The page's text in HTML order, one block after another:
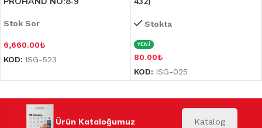
Stok Sor
6,660.00₺
KOD: ISG-523
Stokta
YENİ
80.00₺
KOD: ISG-025
Ürün Kataloğumuz Katalog